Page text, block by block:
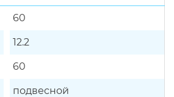
60
12.2
60
подвесной